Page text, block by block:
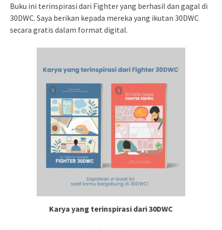
Buku ini terinspirasi dari Fighter yang berhasil dan gagal di
30DWC. Saya berikan kepada mereka yang ikutan 30DWC
secara gratis dalam format digital.
Karya yang terinspirasi dari 30DWC